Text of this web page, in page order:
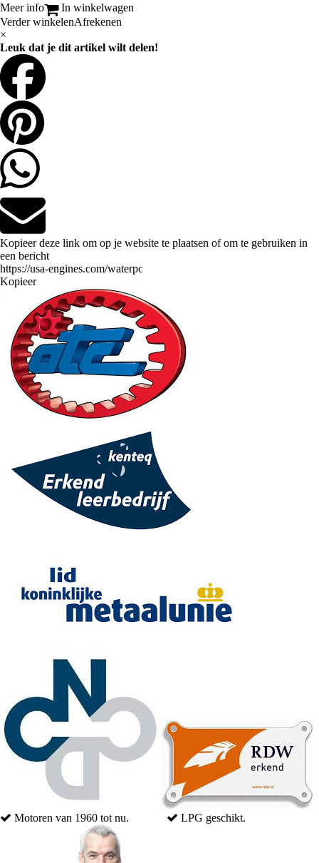
Meer info
In winkelwagen
Verder winkelenAfrekenen
×
Leuk dat je dit artikel wilt delen!
Kopieer deze link om op je website te plaatsen of om te gebruiken in
een bericht
Kopieer
LPG geschikt. Snelle levering